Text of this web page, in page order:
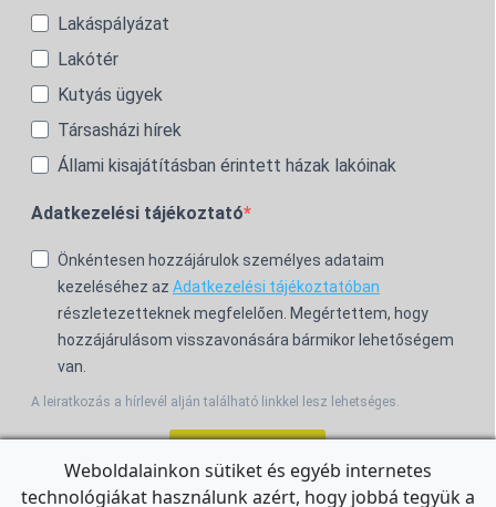
Lakáspályázat
Lakótér
Kutyás ügyek
Társasházi hírek
Állami kisajátításban érintett házak lakóinak
Adatkezelési tájékoztató
Önkéntesen hozzájárulok személyes adataim
kezeléséhez az Adatkezelési tájékoztatóban
részletezetteknek megfelelően. Megértettem, hogy
hozzájárulásom visszavonására bármikor lehetőségem
van.
A leiratkozás a hírlevél alján található linkkel lesz lehetséges.
Weboldalainkon sütiket és egyéb internetes
technológiákat használunk azért, hogy jobbá tegyük a